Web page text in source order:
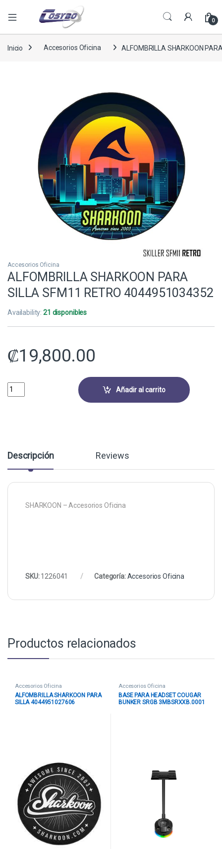
0
Inicio Accesorios Oficina ALFOMBRILLA SHARKOON
Accesorios Oficina
ALFOMBRILLA SHARKOON PARA
SILLA SFM11 RETRO 4044951034352
Availability:21 disponibles
₡19,800.00
ALFOMBRILLA SHARKOON PARA SILLA SFM11 RETRO
Añadir al carrito
Descripción Reviews
SHARKOON – Accesorios Oficina
SKU:1226041 Categoría:Accesorios Oficina
Productos relacionados
Accesorios Oficina
ALFOMBRILLA SHARKOON PARA
SILLA 4044951027606
Accesorios Oficina
BASE PARA HEADSET COUGAR
BUNKER SRGB 3MBSRXXB.0001